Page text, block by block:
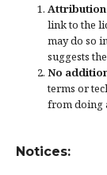
Attribution
link to the
may do so
suggests
No
terms or
from doing
Notices: